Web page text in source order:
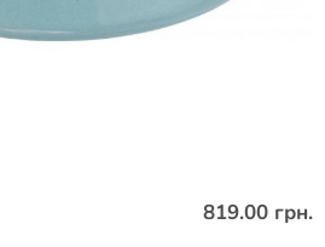
819.00 грн.